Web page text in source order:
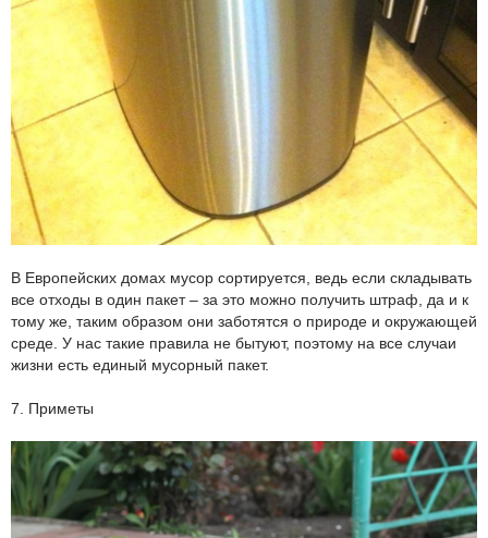
В Европейских домах мусор сортируется, ведь если складывать
все отходы в один пакет – за это можно получить штраф, да и к
тому же, таким образом они заботятся о природе и окружающей
среде. У нас такие правила не бытуют, поэтому на все случаи
жизни есть единый мусорный пакет.
7. Приметы